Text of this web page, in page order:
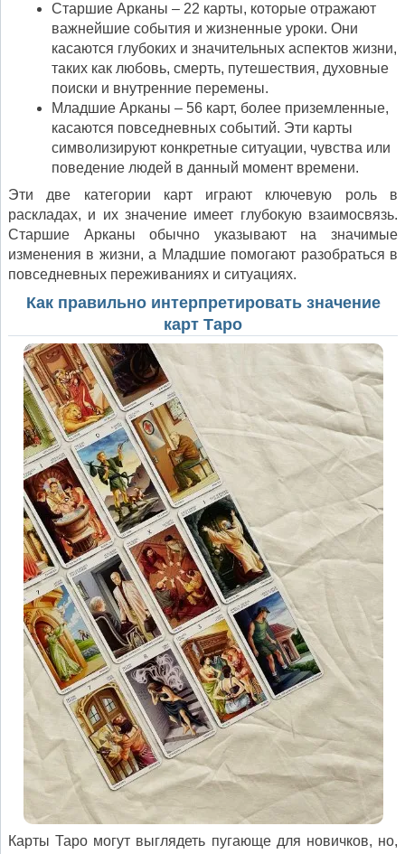
Старшие Арканы – 22 карты, которые отражают
важнейшие события и жизненные уроки. Они
касаются глубоких и значительных аспектов жизни,
таких как любовь, смерть, путешествия, духовные
поиски и внутренние перемены.
Младшие Арканы – 56 карт, более приземленные,
касаются повседневных событий. Эти карты
символизируют конкретные ситуации, чувства или
поведение людей в данный момент времени.
Эти две категории карт играют ключевую роль в
раскладах, и их значение имеет глубокую взаимосвязь.
Старшие Арканы обычно указывают на значимые
изменения в жизни, а Младшие помогают разобраться в
повседневных переживаниях и ситуациях.
Как правильно интерпретировать значение
карт Таро
Карты Таро могут выглядеть пугающе для новичков, но,